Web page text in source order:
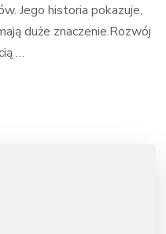
Jego historia pokazuje,
duże znaczenie.Rozwój
…